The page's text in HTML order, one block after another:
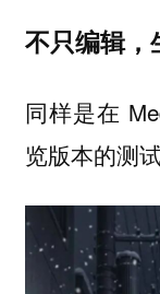
不只编辑，
同样是在
览版本的测试